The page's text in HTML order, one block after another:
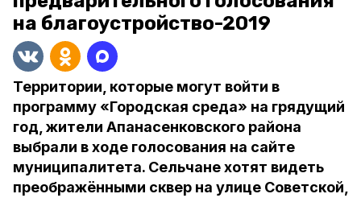
на благоустройство-2019
Территории, которые могут войти в
программу «Городская среда» на грядущий
год, жители Апанасенковского района
выбрали в ходе голосования на сайте
муниципалитета. Сельчане хотят видеть
преображёнными сквер на улице Советской,